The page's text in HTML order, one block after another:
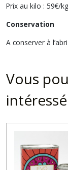
Prix au kilo : 59€/
Conservation
A conserver à
Vous